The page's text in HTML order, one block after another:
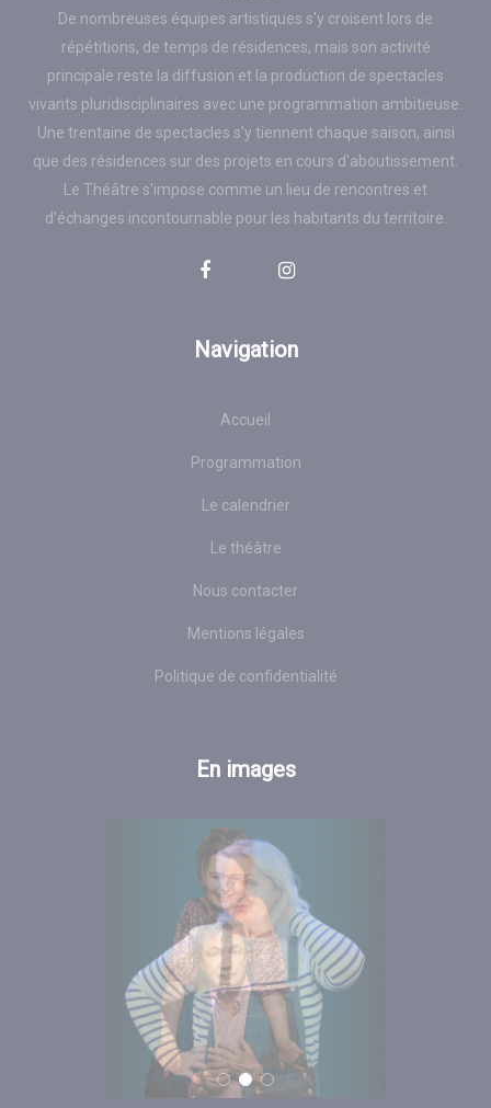
De nombreuses équipes artistiques s'y croisent lors de
répétitions, de temps de résidences, mais son activité
principale reste la diffusion et la production de spectacles
vivants pluridisciplinaires avec une programmation ambitieuse.
Une trentaine de spectacles s'y tiennent chaque saison, ainsi
que des résidences sur des projets en cours d'aboutissement.
Le Théâtre s'impose comme un lieu de rencontres et
d'échanges incontournable pour les habitants du territoire.
Navigation
Accueil
Programmation
Le calendrier
Le théâtre
Nous contacter
Mentions légales
Politique de confidentialité
En images